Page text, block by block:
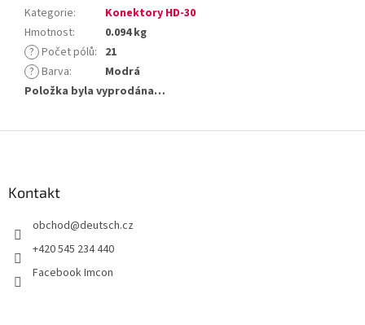
Kategorie:
Konektory HD-30
Hmotnost:
0.094 kg
? Počet pólů: 21
? Barva:
Modrá
Položka byla vyprodána…
Kontakt
obchod@deutsch.cz
+420 545 234 440
Facebook Imcon